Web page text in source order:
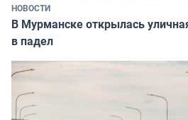
НОВОСТИ
В Мурманске открылась
в падел